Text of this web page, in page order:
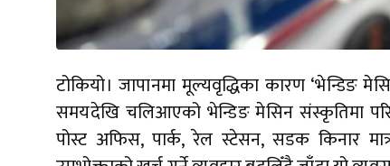
टोकियो। जापानमा मूल्यवृद्धिका कारण ‘भेन्डिङ
समयदेखि चलिआएको भेन्डिङ मेसिन संस्कृतिमा
पोस्ट अफिस, पार्क, रेल स्टेसन, सडक किनार